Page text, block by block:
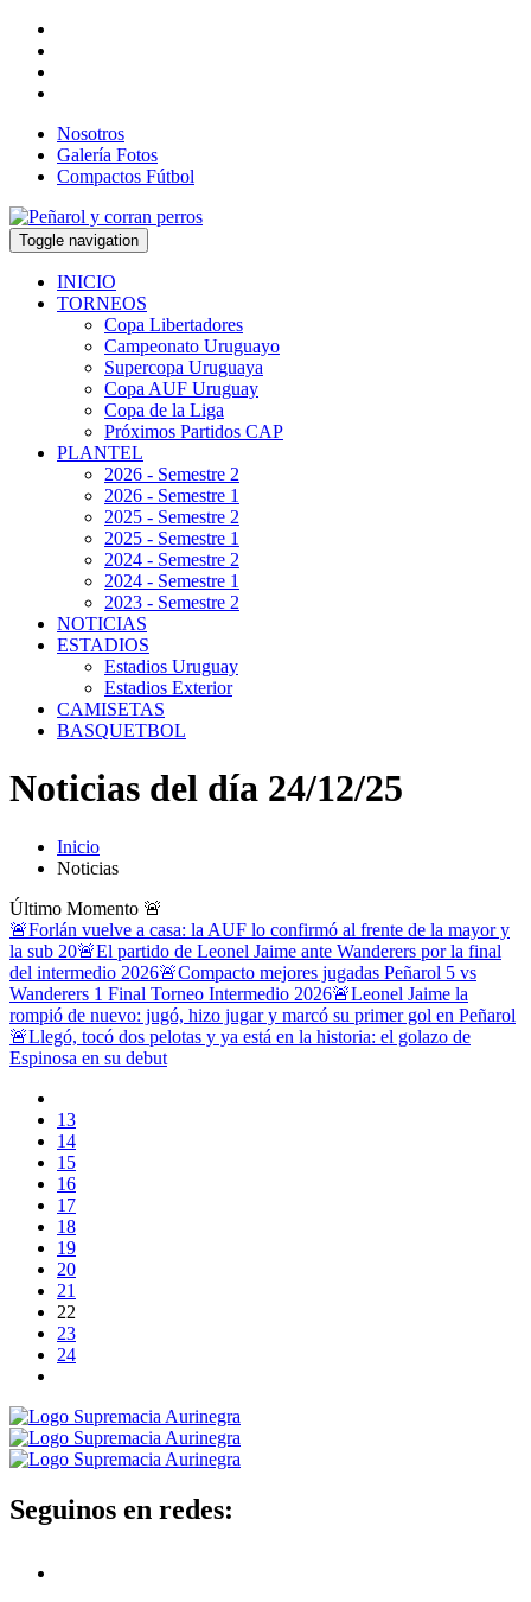
Nosotros
Galería Fotos
Compactos Fútbol
Toggle navigation
INICIO
TORNEOS
Copa Libertadores
Campeonato Uruguayo
Supercopa Uruguaya
Copa AUF Uruguay
Copa de la Liga
Próximos Partidos CAP
PLANTEL
2026 - Semestre 2
2026 - Semestre 1
2025 - Semestre 2
2025 - Semestre 1
2024 - Semestre 2
2024 - Semestre 1
2023 - Semestre 2
NOTICIAS
ESTADIOS
Estadios Uruguay
Estadios Exterior
CAMISETAS
BASQUETBOL
Noticias del día 24/12/25
Inicio
Noticias
Último Momento 🚨
🚨Forlán vuelve a casa: la AUF lo confirmó al frente de la mayor y
la sub 20🚨El partido de Leonel Jaime ante Wanderers por la final
del intermedio 2026🚨Compacto mejores jugadas Peñarol 5 vs
Wanderers 1 Final Torneo Intermedio 2026🚨Leonel Jaime la
rompió de nuevo: jugó, hizo jugar y marcó su primer gol en Peñarol
🚨Llegó, tocó dos pelotas y ya está en la historia: el golazo de
Espinosa en su debut
13
14
15
16
17
18
19
20
21
22
23
24
Seguinos en redes: